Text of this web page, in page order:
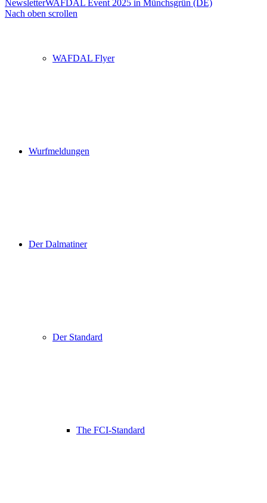
WAFDAL Flyer
Wurfmeldungen
Der Dalmatiner
Der Standard
The FCI-Standard
NewsletterWAFDAL Event 2025 in Münchsgrün (DE)
Nach oben scrollen